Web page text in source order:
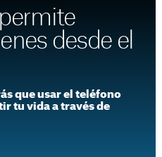
desde el
que usar el teléfono
tu vida a través de